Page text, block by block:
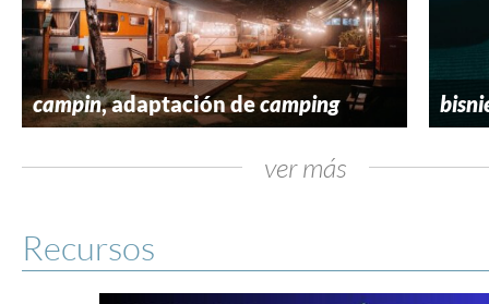
campin, adaptación decamping
ver más
Recursos